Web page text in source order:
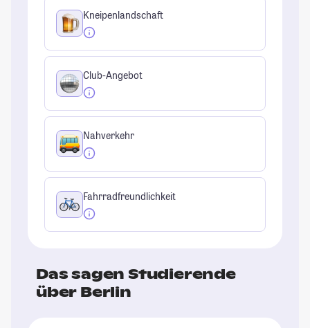
Kneipenlandschaft
Club-Angebot
Nahverkehr
Fahrradfreundlichkeit
Das sagen Studierende
über Berlin